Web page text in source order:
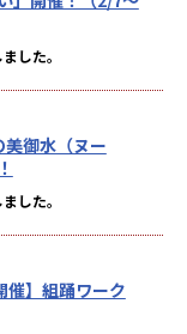
した。
御水（ヌー
した。
催】組踊ワーク